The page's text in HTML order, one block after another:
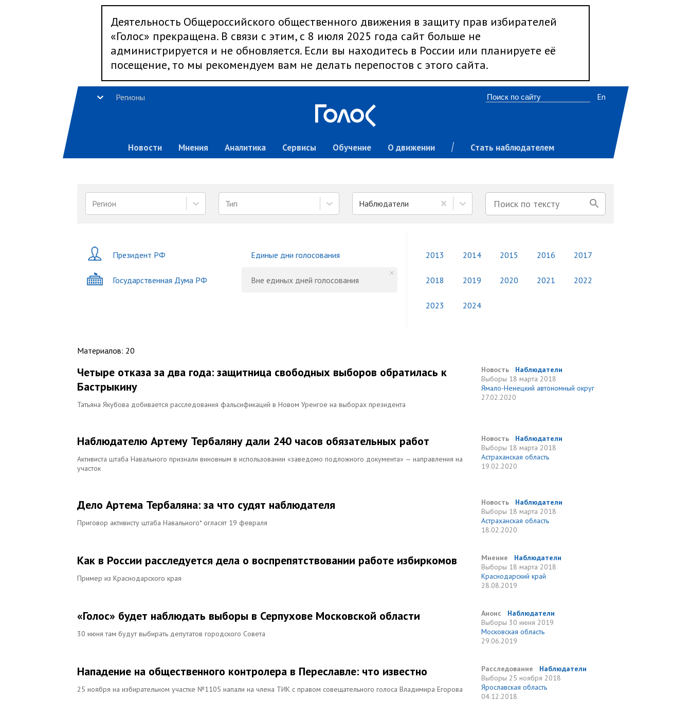
Деятельность Общероссийского общественного движения в защиту прав избирателей
«Голос» прекращена. В связи с этим, с 8 июля 2025 года сайт больше не
администрируется и не обновляется. Если вы находитесь в России или планируете её
посещение, то мы рекомендуем вам не делать перепостов с этого сайта.
Регионы
Новости Мнения Аналитика Сервисы Обучение О движении Стать наблюдателем
En
Регион Тип Наблюдатели
Президент РФ
Государственная Дума РФ
Единые дни голосования
Вне единых дней голосования
2013 2014 2015 2016 2017
2018 2019 2020 2021 2022
2023 2024
Материалов: 20
Четыре отказа за два года: защитница свободных выборов обратилась к
Бастрыкину
Татьяна Якубова добивается расследования фальсификаций в Новом Уренгое на выборах президента
Новость
Наблюдатели
Выборы 18 марта 2018
Ямало-Ненецкий автономный округ
27.02.2020
Наблюдателю Артему Тербаляну дали 240 часов обязательных работ
Активиста штаба Навального признали виновным в использовании «заведомо подложного документа» — направления на
участок
Новость
Наблюдатели
Выборы 18 марта 2018
Астраханская область
19.02.2020
Дело Артема Тербаляна: за что судят наблюдателя
Приговор активисту штаба Навального* огласят 19 февраля
Новость
Наблюдатели
Выборы 18 марта 2018
Астраханская область
18.02.2020
Как в России расследуется дела о воспрепятствовании работе избиркомов
Пример из Краснодарского края
Мнение
Наблюдатели
Выборы 18 марта 2018
Краснодарский край
28.08.2019
«Голос» будет наблюдать выборы в Серпухове Московской области
30 июня там будут выбирать депутатов городского Совета
Анонс
Наблюдатели
Выборы 30 июня 2019
Московская область
29.06.2019
Нападение на общественного контролера в Переславле: что известно
25 ноября на избирательном участке №1105 напали на члена ТИК с правом совещательного голоса Владимира Егорова
Расследование
Наблюдатели
Выборы 25 ноября 2018
Ярославская область
04.12.2018